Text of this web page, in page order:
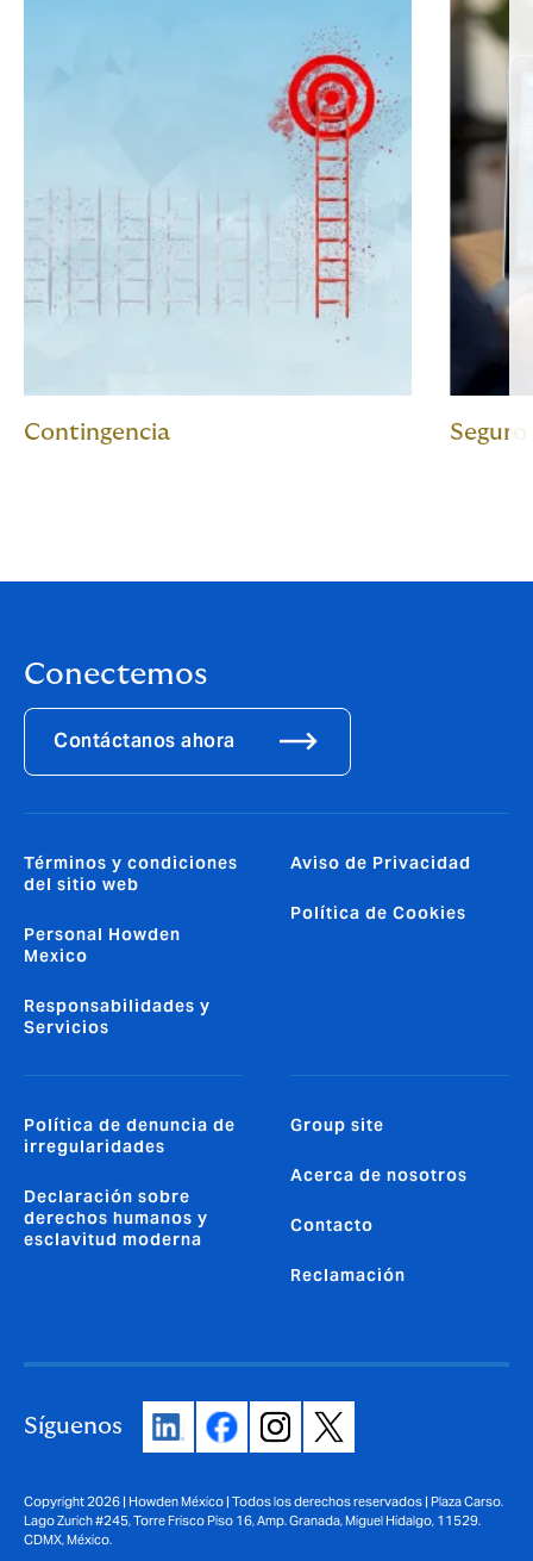
Contingencia
Conectemos
Contáctanos ahora
Términos y condiciones
del sitio web
Personal Howden
Mexico
Responsabilidades y
Servicios
Aviso de Privacidad
Política de Cookies
Política de denuncia de
irregularidades
Declaración sobre
derechos humanos y
esclavitud moderna
Group site
Acerca de nosotros
Contacto
Reclamación
Síguenos
Copyright 2026 | Howden México | Todos los derechos reservados | Plaza Carso.
Lago Zurich #245, Torre Frisco Piso 16, Amp. Granada, Miguel Hidalgo, 11529.
CDMX, México.